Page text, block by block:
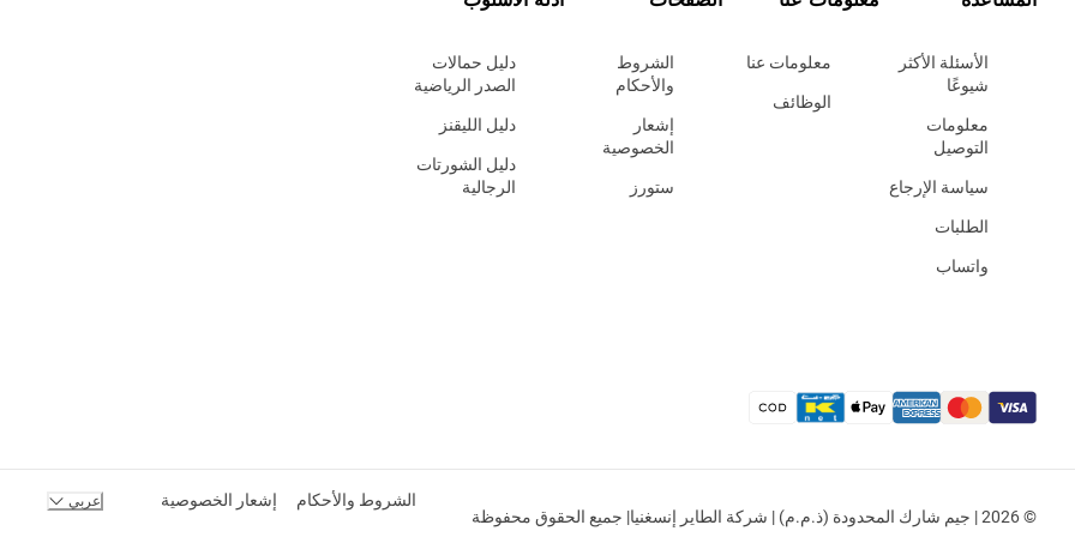
الأسئلة الأكثر
شيوعًا
معلومات
التوصيل
سياسة الإرجاع
الطلبات
واتساب
معلومات عنا
الوظائف
الشروط
والأحكام
إشعار
الخصوصية
ستورز
دليل حمالات
الصدر الرياضية
دليل الليقنز
دليل الشورتات
الرجالية
© 2026 | جيم شارك المحدودة (ذ.م.م) | شركة الطاير إنسغنيا| جميع الحقوق محفوظة
الشروط والأحكام إشعار الخصوصية عربي